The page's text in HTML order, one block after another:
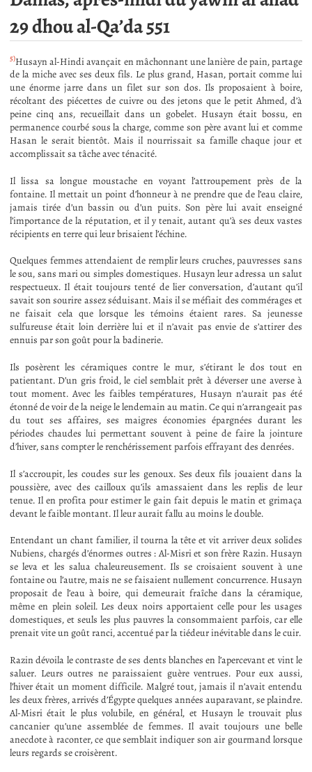
29 dhou al-Qa’da 551
5)Husayn al-Hindi avançait en mâchonnant une lanière de pain, partage
de la miche avec ses deux fils. Le plus grand, Hasan, portait comme lui
une énorme jarre dans un filet sur son dos. Ils proposaient à boire,
récoltant des piécettes de cuivre ou des jetons que le petit Ahmed, d’à
peine cinq ans, recueillait dans un gobelet. Husayn était bossu, en
permanence courbé sous la charge, comme son père avant lui et comme
Hasan le serait bientôt. Mais il nourrissait sa famille chaque jour et
accomplissait sa tâche avec ténacité.
Il lissa sa longue moustache en voyant l’attroupement près de la
fontaine. Il mettait un point d’honneur à ne prendre que de l’eau claire,
jamais tirée d’un bassin ou d’un puits. Son père lui avait enseigné
l’importance de la réputation, et il y tenait, autant qu’à ses deux vastes
récipients en terre qui leur brisaient l’échine.
Quelques femmes attendaient de remplir leurs cruches, pauvresses sans
le sou, sans mari ou simples domestiques. Husayn leur adressa un salut
respectueux. Il était toujours tenté de lier conversation, d’autant qu’il
savait son sourire assez séduisant. Mais il se méfiait des commérages et
ne faisait cela que lorsque les témoins étaient rares. Sa jeunesse
sulfureuse était loin derrière lui et il n’avait pas envie de s’attirer des
ennuis par son goût pour la badinerie.
Ils posèrent les céramiques contre le mur, s’étirant le dos tout en
patientant. D’un gris froid, le ciel semblait prêt à déverser une averse à
tout moment. Avec les faibles températures, Husayn n’aurait pas été
étonné de voir de la neige le lendemain au matin. Ce qui n’arrangeait pas
du tout ses affaires, ses maigres économies épargnées durant les
périodes chaudes lui permettant souvent à peine de faire la jointure
d’hiver, sans compter le renchérissement parfois effrayant des denrées.
Il s’accroupit, les coudes sur les genoux. Ses deux fils jouaient dans la
poussière, avec des cailloux qu’ils amassaient dans les replis de leur
tenue. Il en profita pour estimer le gain fait depuis le matin et grimaça
devant le faible montant. Il leur aurait fallu au moins le double.
Entendant un chant familier, il tourna la tête et vit arriver deux solides
Nubiens, chargés d’énormes outres : Al-Misri et son frère Razin. Husayn
se leva et les salua chaleureusement. Ils se croisaient souvent à une
fontaine ou l’autre, mais ne se faisaient nullement concurrence. Husayn
proposait de l’eau à boire, qui demeurait fraîche dans la céramique,
même en plein soleil. Les deux noirs apportaient celle pour les usages
domestiques, et seuls les plus pauvres la consommaient parfois, car elle
prenait vite un goût ranci, accentué par la tiédeur inévitable dans le cuir.
Razin dévoila le contraste de ses dents blanches en l’apercevant et vint le
saluer. Leurs outres ne paraissaient guère ventrues. Pour eux aussi,
l’hiver était un moment difficile. Malgré tout, jamais il n’avait entendu
les deux frères, arrivés d’Égypte quelques années auparavant, se plaindre.
Al-Misri était le plus volubile, en général, et Husayn le trouvait plus
cancanier qu’une assemblée de femmes. Il avait toujours une belle
anecdote à raconter, ce que semblait indiquer son air gourmand lorsque
leurs regards se croisèrent.